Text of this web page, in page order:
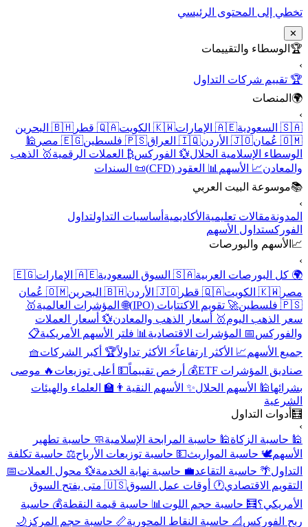
تخطي إلى المحتوى الرئيسي
✕
🏆 الوسطاء والتقييمات
›
🏆 تقييم شركات التداول
🌍 المنصات
›
🇸🇦 السعودية
🇦🇪 الإمارات 🇰🇼 الكويت 🇶🇦 قطر
🇧🇭 البحرين
🇴🇲 عُمان
🇯🇴 الأردن 🇮🇶 العراق 🇵🇸 فلسطين 🇪🇬 مصر
🕌
الوسطاء الإسلامية الحلال💱 الفوركس₿ العملات الرقمية🥇 الذهب
والمعادن📈 الأسهم 📊 العقود (CFD)
📜 السندات
📚موسوعة البيت العربي
›
المدونةمقالات تعليمية الأكاديمية أساسيات التداولتداول
الفوركستداول الأسهم
📈 الأسهم والبورصات
›
🌍 كل البورصات العربية🇸🇦 السوق السعودية 🇦🇪 الإمارات
🇪🇬
مصر 🇰🇼 الكويت 🇶🇦 قطر 🇯🇴 الأردن 🇧🇭 البحرين
🇴🇲 عُمان
🇵🇸 فلسطين
🚀 تقويم الاكتتابات (IPO) 🌐 المؤشرات العالمية🥇
سعر الذهب اليوم🥇 أسعار الذهب والمعادن💱 أسعار العملات
والفوركس📅 المؤشرات الاقتصادية 📊 فلتر الأسهم الأمريكية📋
جميع الأسهم📈 الأكثر ارتفاعاً⚡ الأكثر تداولاً🏆 أكبر الشركات🧺
صناديق المؤشرات ETF
💰 أرخص تقييماً💵 أعلى توزيعات 🔥 موصى
بشرائها🕌 الأسهم الحلال✨ الأسهم النقية 👨‍🏫 العلماء والهيئات
الشرعية
🧮 أدوات التداول
›
🕌 حاسبة الزكاة🕌 حاسبة المرابحة الإسلامية🧼 حاسبة تطهير
الأسهم🕊️ حاسبة المواريث💵 حاسبة توزيعات الأرباح⚖️ حاسبة تكلفة
التداول🌴 حاسبة التقاعد💼 حاسبة نهاية الخدمة💱 محول العملات📅
التقويم الاقتصادي🕐 أوقات عمل السوق
🇺🇸 متى يفتح السوق
الأمريكي؟🧮 حاسبة حجم اللوت 📊 حاسبة قيمة النقطة💰 حاسبة
ربح الفوركس 📐 حاسبة النقاط المحورية📏 حاسبة حجم المركز 🌙